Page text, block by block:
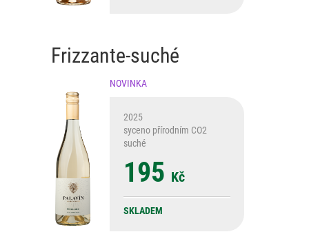
Frizzante-suché
NOVINKA
2025
syceno přírodním CO2
suché
195 Kč
SKLADEM